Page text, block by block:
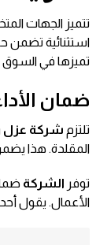
تتميز الجهات
استثنائية تضمن
تميزها في السوق
ضمان
تلتزم شركة عزل
المقلدة. هذا
توفر الشركة
الأعمال. يقول